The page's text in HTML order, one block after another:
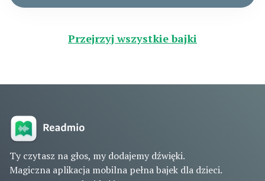
Przejrzyj wszystkie bajki
Ty czytasz na głos, my dodajemy dźwięki.
Magiczna aplikacja mobilna pełna bajek dla dzieci.